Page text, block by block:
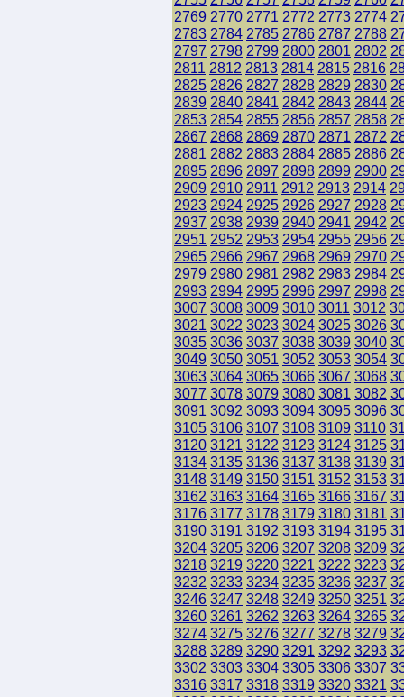
2769 2770 2771 2772 2773 2774
2783 2784 2785 2786 2787 2788
2797 2798 2799 2800 2801 2802
2811 2812 2813 2814 2815 2816
2825 2826 2827 2828 2829 2830
2839 2840 2841 2842 2843 2844
2853 2854 2855 2856 2857 2858
2867 2868 2869 2870 2871 2872
2881 2882 2883 2884 2885 2886
2895 2896 2897 2898 2899 2900
2909 2910 2911 2912 2913 2914
2923 2924 2925 2926 2927 2928
2937 2938 2939 2940 2941 2942
2951 2952 2953 2954 2955 2956
2965 2966 2967 2968 2969 2970
2979 2980 2981 2982 2983 2984
2993 2994 2995 2996 2997 2998
3007 3008 3009 3010 3011 3012
3021 3022 3023 3024 3025 3026
3035 3036 3037 3038 3039 3040
3049 3050 3051 3052 3053 3054
3063 3064 3065 3066 3067 3068
3077 3078 3079 3080 3081 3082
3091 3092 3093 3094 3095 3096
3105 3106 3107 3108 3109 3110
3120 3121 3122 3123 3124 3125
3134 3135 3136 3137 3138 3139
3148 3149 3150 3151 3152 3153
3162 3163 3164 3165 3166 3167
3176 3177 3178 3179 3180 3181
3190 3191 3192 3193 3194 3195
3204 3205 3206 3207 3208 3209
3218 3219 3220 3221 3222 3223
3232 3233 3234 3235 3236 3237
3246 3247 3248 3249 3250 3251
3260 3261 3262 3263 3264 3265
3274 3275 3276 3277 3278 3279
3288 3289 3290 3291 3292 3293
3302 3303 3304 3305 3306 3307
3316 3317 3318 3319 3320 3321